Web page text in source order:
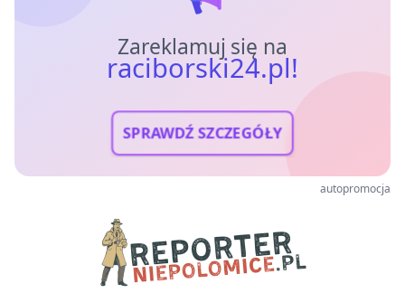
Zareklamuj się na
raciborski24.pl!
SPRAWDŹ SZCZEGÓŁY
autopromocja